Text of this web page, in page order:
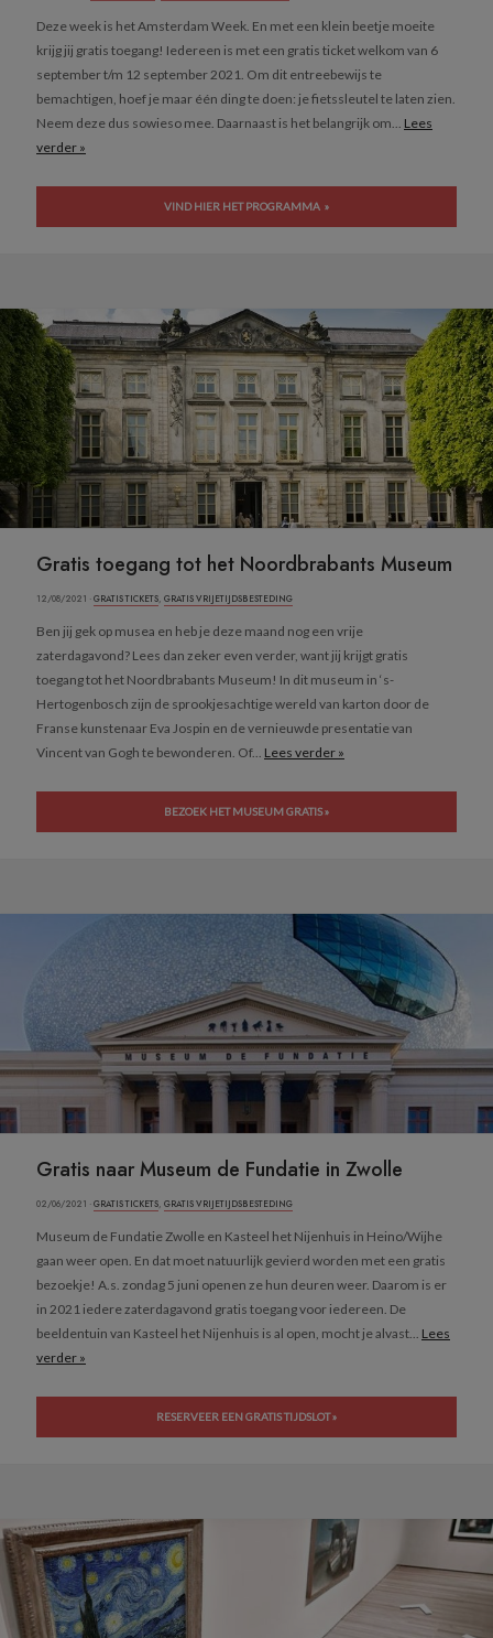
Deze week is het Amsterdam Week. En met een klein beetje moeite
krijg jij gratis toegang! Iedereen is met een gratis ticket welkom van 6
september t/m 12 september 2021. Om dit entreebewijs te
bemachtigen, hoef je maar één ding te doen: je fietssleutel te laten zien.
Neem deze dus sowieso mee. Daarnaast is het belangrijk om... Lees
verder »
VIND HIER HET PROGRAMMA »
Gratis toegang tot het Noordbrabants Museum
12/08/2021 ·GRATIS TICKETS, GRATIS VRIJETIJDSBESTEDING
Ben jij gek op musea en heb je deze maand nog een vrije
zaterdagavond? Lees dan zeker even verder, want jij krijgt gratis
toegang tot het Noordbrabants Museum! In dit museum in ‘s-
Hertogenbosch zijn de sprookjesachtige wereld van karton door de
Franse kunstenaar Eva Jospin en de vernieuwde presentatie van
Vincent van Gogh te bewonderen. Of... Lees verder »
BEZOEK HET MUSEUM GRATIS »
Gratis naar Museum de Fundatie in Zwolle
02/06/2021 ·GRATIS TICKETS, GRATIS VRIJETIJDSBESTEDING
Museum de Fundatie Zwolle en Kasteel het Nijenhuis in Heino/Wijhe
gaan weer open. En dat moet natuurlijk gevierd worden met een gratis
bezoekje! A.s. zondag 5 juni openen ze hun deuren weer. Daarom is er
in 2021 iedere zaterdagavond gratis toegang voor iedereen. De
beeldentuin van Kasteel het Nijenhuis is al open, mocht je alvast... Lees
verder »
RESERVEER EEN GRATIS TIJDSLOT »